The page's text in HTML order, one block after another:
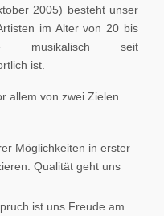
2005) besteht unser
im Alter von 20 bis
seit
ist.
allem von zwei Zielen
Möglichkeiten in erster
Qualität geht uns
ist uns Freude am